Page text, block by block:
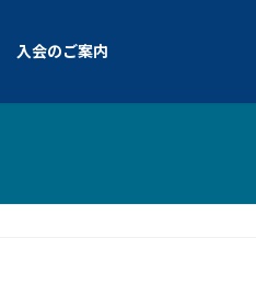
入会のご案内